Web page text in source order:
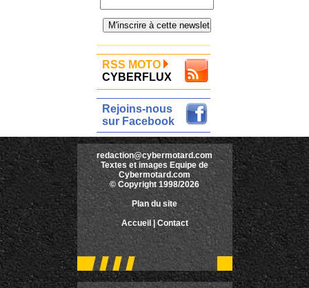
RSS MOTO
CYBERFLUX
Rejoins-nous
sur Facebook
redaction@cybermotard.com
Textes et images Equipe de
Cybermotard.com
© Copyright 1998/2026
Plan du site
Accueil |Contact